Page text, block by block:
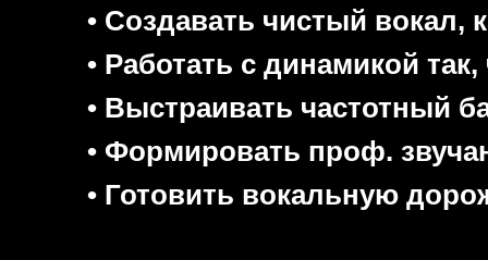
• Создавать чистый вокал,
• Работать с динамикой
• Выстраивать частотный
• Формировать проф.
• Готовить вокальную